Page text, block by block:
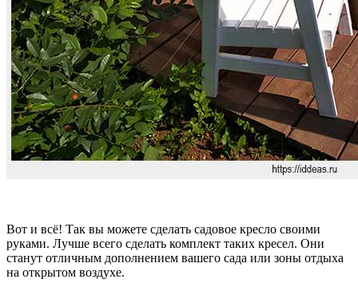
Вот и всё! Так вы можете сделать садовое кресло своими
руками. Лучше всего сделать комплект таких кресел. Они
станут отличным дополнением вашего сада или зоны отдыха
на открытом воздухе.